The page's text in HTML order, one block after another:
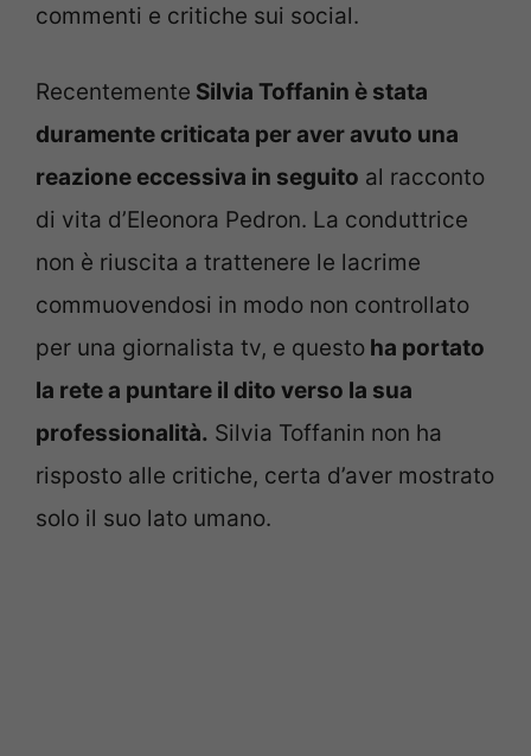
commenti e critiche sui social.
Recentemente Silvia Toffanin è stata
duramente criticata per aver avuto una
reazione eccessiva in seguito al racconto
di vita d’Eleonora Pedron. La conduttrice
non è riuscita a trattenere le lacrime
commuovendosi in modo non controllato
per una giornalista tv, e questo ha portato
la rete a puntare il dito verso la sua
professionalità. Silvia Toffanin non ha
risposto alle critiche, certa d’aver mostrato
solo il suo lato umano.